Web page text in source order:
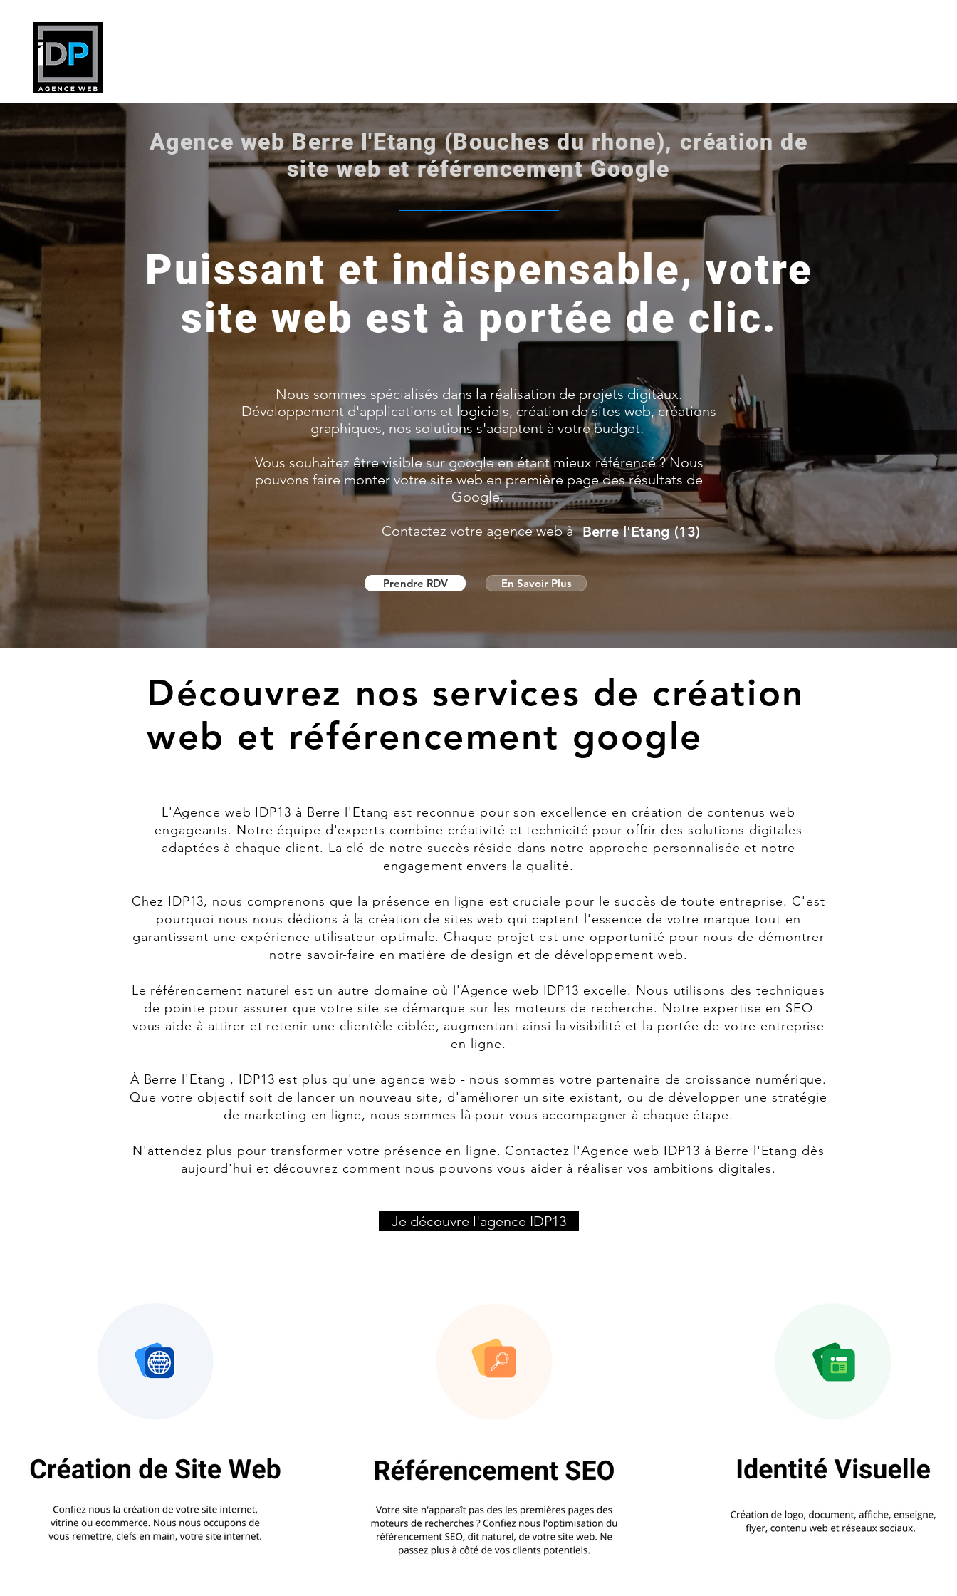
Agence web Berre l'Etang (Bouches du rhone), création de
site web et référencement Google
Puissant et indispensable, votre
site web est à portée de clic.
Nous sommes spécialisés dans la réalisation de projets digitaux.
Développement d'applications et logiciels, création de sites web, créations
graphiques, nos solutions s'adaptent à votre budget.
Vous souhaitez être visible sur google en étant mieux référencé ? Nous
pouvons faire monter votre site web en première page des résultats de
Google.
Contactez votre agence web à Berre l'Etang (13)
Prendre RDV En Savoir Plus
Découvrez nos services de création
web et référencement google
L'Agence web IDP13 à Berre l'Etang est reconnue pour son excellence en création de contenus web
engageants. Notre équipe d'experts combine créativité et technicité pour offrir des solutions digitales
adaptées à chaque client. La clé de notre succès réside dans notre approche personnalisée et notre
engagement envers la qualité.
Chez IDP13, nous comprenons que la présence en ligne est cruciale pour le succès de toute entreprise. C'est
pourquoi nous nous dédions à la création de sites web qui captent l'essence de votre marque tout en
garantissant une expérience utilisateur optimale. Chaque projet est une opportunité pour nous de démontrer
notre savoir-faire en matière de design et de développement web.
Le référencement naturel est un autre domaine où l'Agence web IDP13 excelle. Nous utilisons des techniques
de pointe pour assurer que votre site se démarque sur les moteurs de recherche. Notre expertise en SEO
vous aide à attirer et retenir une clientèle ciblée, augmentant ainsi la visibilité et la portée de votre entreprise
en ligne.
À Berre l'Etang , IDP13 est plus qu'une agence web - nous sommes votre partenaire de croissance numérique.
Que votre objectif soit de lancer un nouveau site, d'améliorer un site existant, ou de développer une stratégie
de marketing en ligne, nous sommes là pour vous accompagner à chaque étape.
N'attendez plus pour transformer votre présence en ligne. Contactez l'Agence web IDP13 à Berre l'Etang dès
aujourd'hui et découvrez comment nous pouvons vous aider à réaliser vos ambitions digitales.
Je découvre l'agence IDP13